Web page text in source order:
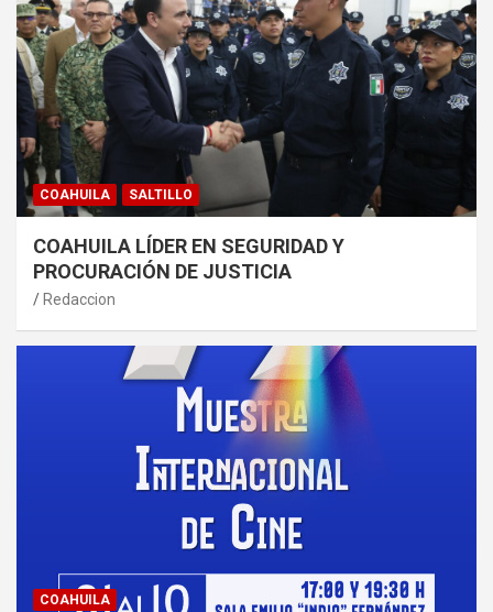
COAHUILA SALTILLO
COAHUILA LÍDER EN SEGURIDAD Y
PROCURACIÓN DE JUSTICIA
Redaccion
COAHUILA